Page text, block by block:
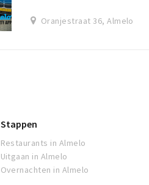
Oranjestraat 36, Almelo
Stappen
Restaurants in Almelo
Uitgaan in Almelo
Overnachten in Almelo